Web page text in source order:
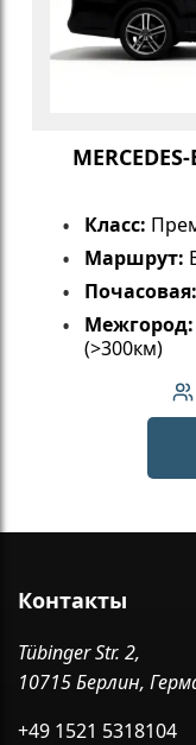
Класс:
Маршрут:
Почасовая:
Межгород:
(>300км)
Контакты
Tübinger Str. 2,
10715 Берлин,
+49 1521 5318104